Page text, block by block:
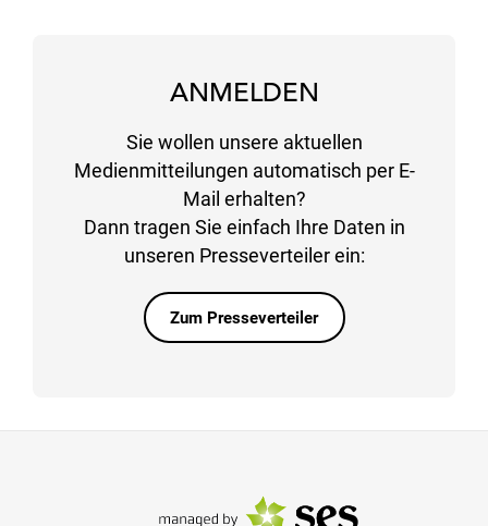
ANMELDEN
Sie wollen unsere aktuellen
Medienmitteilungen automatisch per E-
Mail erhalten?
Dann tragen Sie einfach Ihre Daten in
unseren Presseverteiler ein:
Zum Presseverteiler